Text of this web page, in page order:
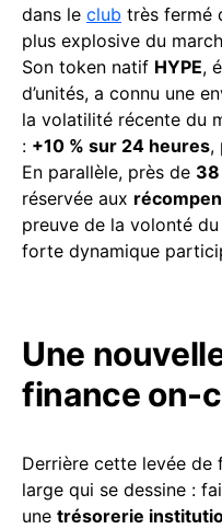
dans le club très fermé
plus explosive du
Son token natif HYPE,
d’unités, a connu une
la volatilité récente du
: +10 % sur 24 heures,
En parallèle, près de 38
réservée aux
preuve de la volonté
forte dynamique
Une
finance on-
Derrière cette levée de
large qui se dessine :
une trésorerie